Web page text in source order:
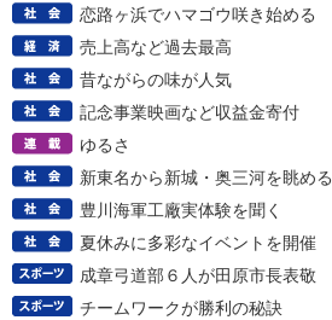
恋路ヶ浜でハマゴウ咲き始める
売上高など過去最高
昔ながらの味が人気
記念事業映画など収益金寄付
ゆるさ
新東名から新城・奥三河を眺める
豊川海軍工廠実体験を聞く
夏休みに多彩なイベントを開催
成章弓道部６人が田原市長表敬
チームワークが勝利の秘訣